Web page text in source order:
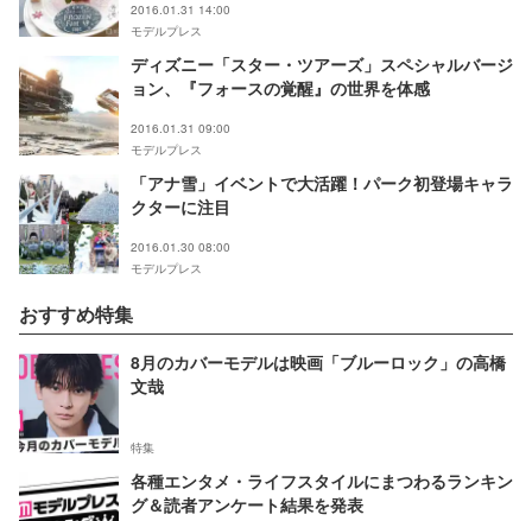
2016.01.31 14:00
モデルプレス
ディズニー「スター・ツアーズ」スペシャルバージ
ョン、『フォースの覚醒』の世界を体感
2016.01.31 09:00
モデルプレス
「アナ雪」イベントで大活躍！パーク初登場キャラ
クターに注目
2016.01.30 08:00
モデルプレス
おすすめ特集
8月のカバーモデルは映画「ブルーロック」の高橋
文哉
特集
各種エンタメ・ライフスタイルにまつわるランキン
グ＆読者アンケート結果を発表